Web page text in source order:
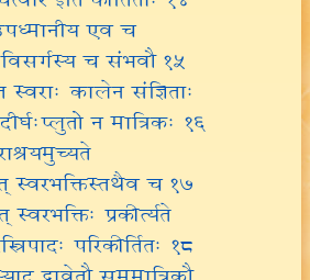
एव च
विसर्गस्य च संभवौ १५
स्वराः कालेन संज्ञिताः
न मात्रिकः १६
स्वरभक्तिस्तथैव च १७
प्रकीर्त्यते
परिकीर्तितः १८